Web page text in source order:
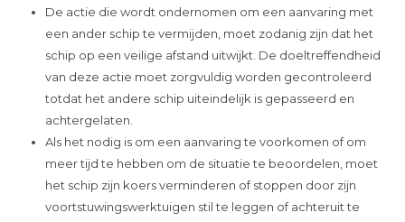
De actie die wordt ondernomen om een aanvaring met
een ander schip te vermijden, moet zodanig zijn dat het
schip op een veilige afstand uitwijkt. De doeltreffendheid
van deze actie moet zorgvuldig worden gecontroleerd
totdat het andere schip uiteindelijk is gepasseerd en
achtergelaten.
Als het nodig is om een aanvaring te voorkomen of om
meer tijd te hebben om de situatie te beoordelen, moet
het schip zijn koers verminderen of stoppen door zijn
voortstuwingswerktuigen stil te leggen of achteruit te